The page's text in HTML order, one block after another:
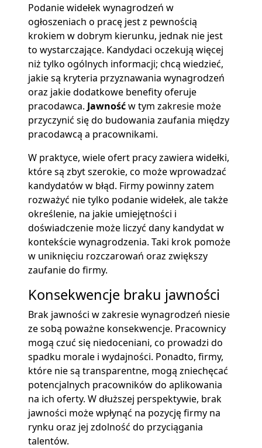
Podanie widełek wynagrodzeń w
ogłoszeniach o pracę jest z pewnością
krokiem w dobrym kierunku, jednak nie jest
to wystarczające. Kandydaci oczekują więcej
niż tylko ogólnych informacji; chcą wiedzieć,
jakie są kryteria przyznawania wynagrodzeń
oraz jakie dodatkowe benefity oferuje
pracodawca. Jawnośćw tym zakresie może
przyczynić się do budowania zaufania między
pracodawcą a pracownikami.
W praktyce, wiele ofert pracy zawiera widełki,
które są zbyt szerokie, co może wprowadzać
kandydatów w błąd. Firmy powinny zatem
rozważyć nie tylko podanie widełek, ale także
określenie, na jakie umiejętności i
doświadczenie może liczyć dany kandydat w
kontekście wynagrodzenia. Taki krok pomoże
w uniknięciu rozczarowań oraz zwiększy
zaufanie do firmy.
Konsekwencje braku jawności
Brak jawności w zakresie wynagrodzeń niesie
ze sobą poważne konsekwencje. Pracownicy
mogą czuć się niedoceniani, co prowadzi do
spadku morale i wydajności. Ponadto, firmy,
które nie są transparentne, mogą zniechęcać
potencjalnych pracowników do aplikowania
na ich oferty. W dłuższej perspektywie, brak
jawności może wpłynąć na pozycję firmy na
rynku oraz jej zdolność do przyciągania
talentów.